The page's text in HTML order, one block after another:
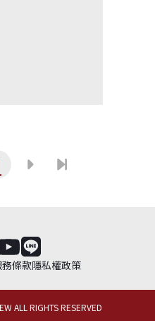
務條款隱私權政策
ALL RIGHTS RESERVED